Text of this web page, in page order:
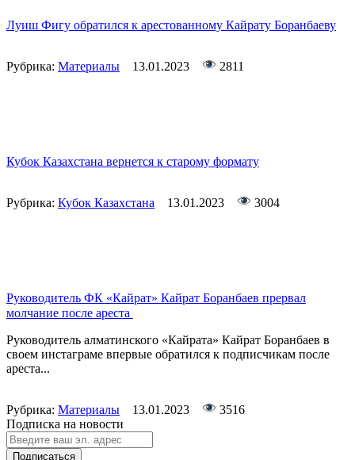
Луиш Фигу обратился к арестованному Кайрату Боранбаеву
Рубрика: Материалы 13.01.2023 2811
Кубок Казахстана вернется к старому формату
Рубрика: Кубок Казахстана 13.01.2023 3004
Руководитель ФК «Кайрат» Кайрат Боранбаев прервал
молчание после ареста
Руководитель алматинского «Кайрата» Кайрат Боранбаев в
своем инстаграме впервые обратился к подписчикам после
ареста...
Рубрика: Материалы 13.01.2023
3516
Подписка на новости
Подписаться